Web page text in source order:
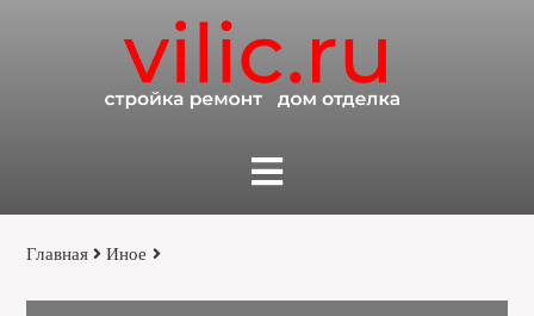
Главная Иное